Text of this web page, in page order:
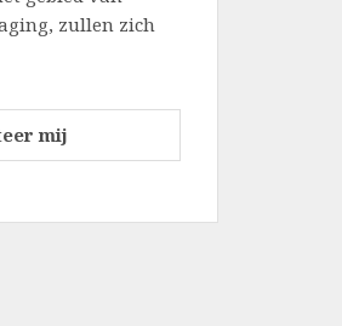
zullen zich
mij